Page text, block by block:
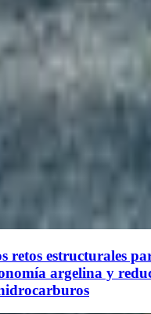
retos estructurales
argelina y